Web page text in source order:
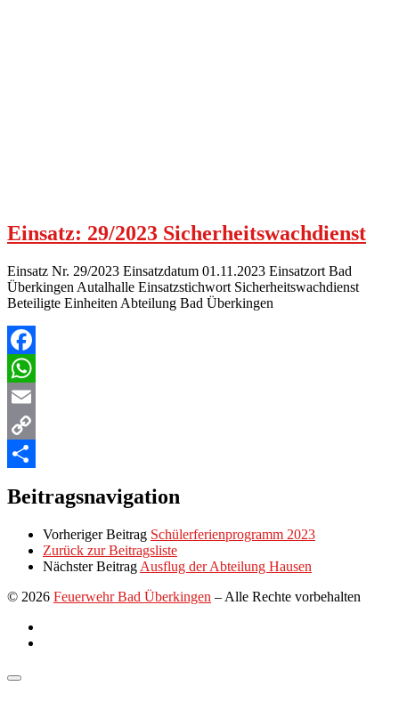
Einsatz: 29/2023 Sicherheitswachdienst
Einsatz Nr. 29/2023 Einsatzdatum 01.11.2023 Einsatzort Bad
Überkingen Autalhalle Einsatzstichwort Sicherheitswachdienst
Beteiligte Einheiten Abteilung Bad Überkingen
Facebook
WhatsApp
Email
Copy
Beitragsnavigation
Vorheriger Beitrag Schülerferienprogramm 2023
Zurück zur Beitragsliste
Nächster Beitrag Ausflug der Abteilung Hausen
© 2026 Feuerwehr Bad Überkingen – Alle Rechte vorbehalten